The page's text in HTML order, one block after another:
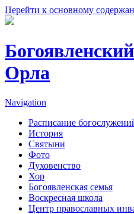
Перейти к основному
Орла
Navigation
Расписание
История
Святыни
Фото
Духовенство
Хор
Богоявленская семья
Воскресная школа
Центр православных